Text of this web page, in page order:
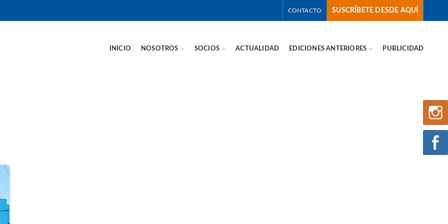
CONTACTO SUSCRÍBETE DESDE AQUÍ
INICIO NOSOTROS SOCIOS ACTUALIDAD EDICIONES ANTERIORES PUBLICIDAD